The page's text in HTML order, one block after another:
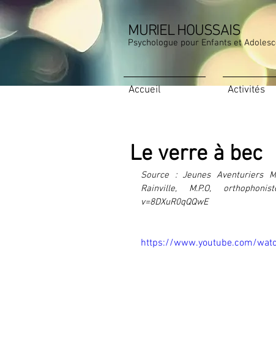
MURIEL HOUSSAIS
Psychologue pour Enfants et
Accueil Activités
Le verre à bec
Source : Jeunes Aventuriers
Rainville, M.P.O,
v=8DXuR0qQQwE
https://www.youtube.com/